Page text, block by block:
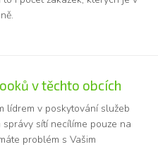
v těchto obcích
lídrem v poskytování služeb
sítí necílíme pouze na
problém s Vašim